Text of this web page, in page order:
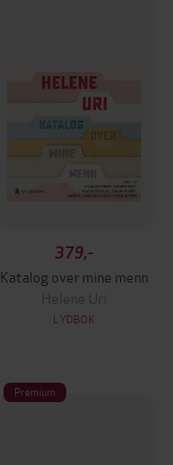
379,-
Katalog over mine menn
Helene Uri
LYDBOK
Premium